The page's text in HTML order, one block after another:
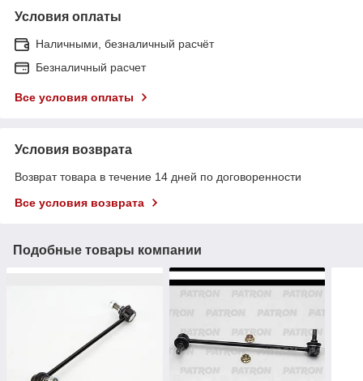
Условия оплаты
Наличными, безналичный расчёт
Безналичный расчет
Все условия оплаты
Условия возврата
Возврат товара в течение 14 дней по договоренности
Все условия возврата
Подобные товары компании